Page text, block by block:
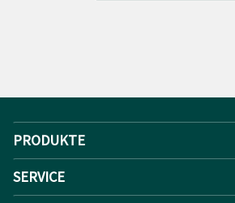
PRODUKTE
SERVICE